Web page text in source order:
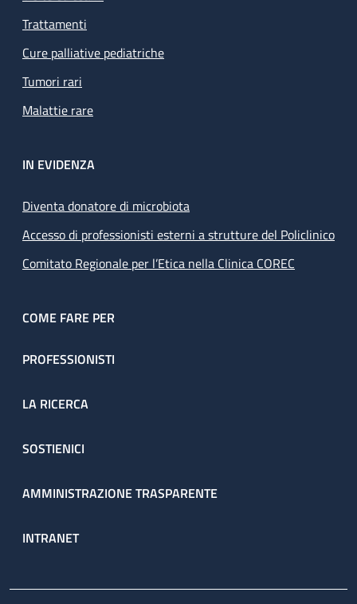
Trattamenti
Cure palliative pediatriche
Tumori rari
Malattie rare
IN EVIDENZA
Diventa donatore di microbiota
Accesso di professionisti esterni a strutture del Policlinico
Comitato Regionale per l’Etica nella Clinica COREC
COME FARE PER
PROFESSIONISTI
LA RICERCA
SOSTIENICI
AMMINISTRAZIONE TRASPARENTE
INTRANET